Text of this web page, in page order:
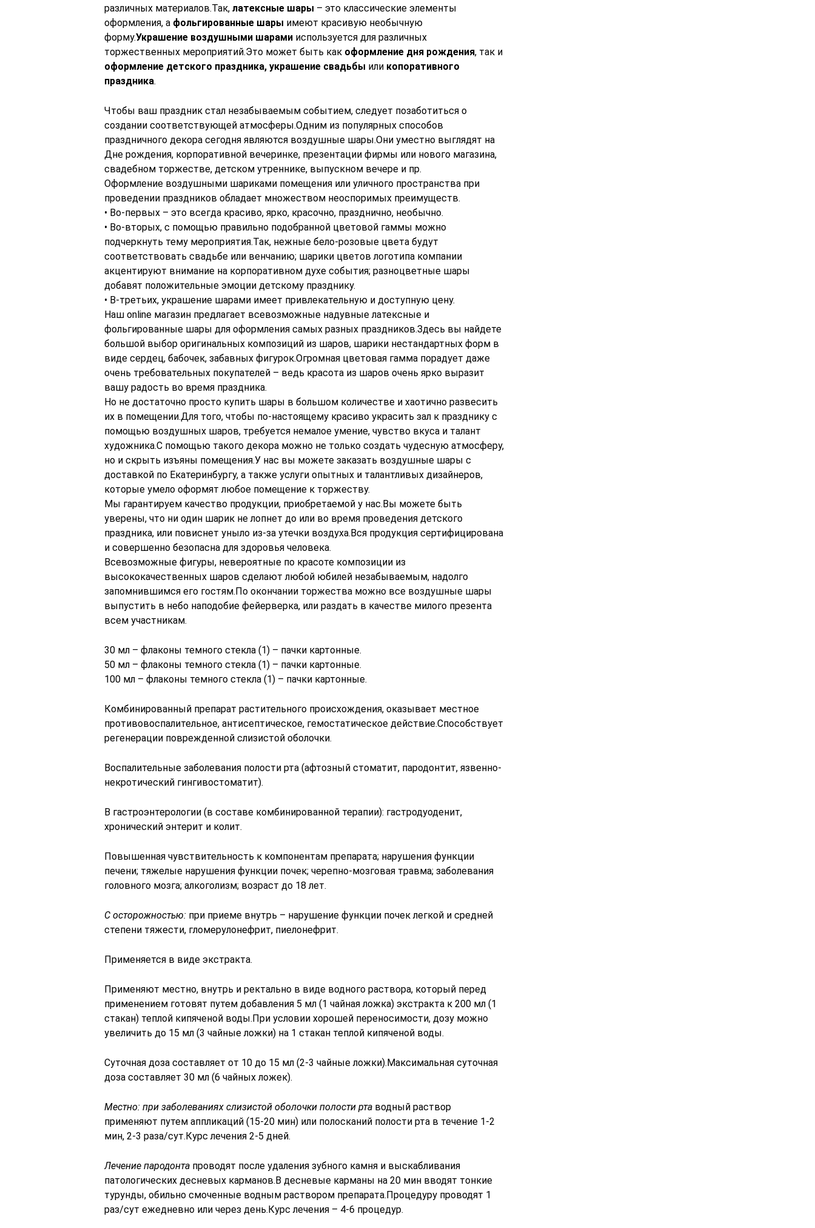
различных материалов.Так, латексные шары – это классические элементы
оформления, а фольгированные шары имеют красивую необычную
форму.Украшение воздушными шарами используется для различных
торжественных мероприятий.Это может быть как оформление дня рождения, так и
оформление детского праздника, украшение свадьбы или копоративного
праздника.
Чтобы ваш праздник стал незабываемым событием, следует позаботиться о
создании соответствующей атмосферы.Одним из популярных способов
праздничного декора сегодня являются воздушные шары.Они уместно выглядят на
Дне рождения, корпоративной вечеринке, презентации фирмы или нового магазина,
свадебном торжестве, детском утреннике, выпускном вечере и пр.
Оформление воздушными шариками помещения или уличного пространства при
проведении праздников обладает множеством неоспоримых преимуществ.
• Во-первых – это всегда красиво, ярко, красочно, празднично, необычно.
• Во-вторых, с помощью правильно подобранной цветовой гаммы можно
подчеркнуть тему мероприятия.Так, нежные бело-розовые цвета будут
соответствовать свадьбе или венчанию; шарики цветов логотипа компании
акцентируют внимание на корпоративном духе события; разноцветные шары
добавят положительные эмоции детскому празднику.
• В-третьих, украшение шарами имеет привлекательную и доступную цену.
Наш online магазин предлагает всевозможные надувные латексные и
фольгированные шары для оформления самых разных праздников.Здесь вы найдете
большой выбор оригинальных композиций из шаров, шарики нестандартных форм в
виде сердец, бабочек, забавных фигурок.Огромная цветовая гамма порадует даже
очень требовательных покупателей – ведь красота из шаров очень ярко выразит
вашу радость во время праздника.
Но не достаточно просто купить шары в большом количестве и хаотично развесить
их в помещении.Для того, чтобы по-настоящему красиво украсить зал к празднику с
помощью воздушных шаров, требуется немалое умение, чувство вкуса и талант
художника.С помощью такого декора можно не только создать чудесную атмосферу,
но и скрыть изъяны помещения.У нас вы можете заказать воздушные шары с
доставкой по Екатеринбургу, а также услуги опытных и талантливых дизайнеров,
которые умело оформят любое помещение к торжеству.
Мы гарантируем качество продукции, приобретаемой у нас.Вы можете быть
уверены, что ни один шарик не лопнет до или во время проведения детского
праздника, или повиснет уныло из-за утечки воздуха.Вся продукция сертифицирована
и совершенно безопасна для здоровья человека.
Всевозможные фигуры, невероятные по красоте композиции из
высококачественных шаров сделают любой юбилей незабываемым, надолго
запомнившимся его гостям.По окончании торжества можно все воздушные шары
выпустить в небо наподобие фейерверка, или раздать в качестве милого презента
всем участникам.
30 мл – флаконы темного стекла (1) – пачки картонные.
50 мл – флаконы темного стекла (1) – пачки картонные.
100 мл – флаконы темного стекла (1) – пачки картонные.
Комбинированный препарат растительного происхождения, оказывает местное
противовоспалительное, антисептическое, гемостатическое действие.Способствует
регенерации поврежденной слизистой оболочки.
Воспалительные заболевания полости рта (афтозный стоматит, пародонтит, язвенно-
некротический гингивостоматит).
В гастроэнтерологии (в составе комбинированной терапии): гастродуоденит,
хронический энтерит и колит.
Повышенная чувствительность к компонентам препарата; нарушения функции
печени; тяжелые нарушения функции почек; черепно-мозговая травма; заболевания
головного мозга; алкоголизм; возраст до 18 лет.
С осторожностью: при приеме внутрь – нарушение функции почек легкой и средней
степени тяжести, гломерулонефрит, пиелонефрит.
Применяется в виде экстракта.
Применяют местно, внутрь и ректально в виде водного раствора, который перед
применением готовят путем добавления 5 мл (1 чайная ложка) экстракта к 200 мл (1
стакан) теплой кипяченой воды.При условии хорошей переносимости, дозу можно
увеличить до 15 мл (3 чайные ложки) на 1 стакан теплой кипяченой воды.
Суточная доза составляет от 10 до 15 мл (2-3 чайные ложки).Максимальная суточная
доза составляет 30 мл (6 чайных ложек).
Местно: при заболеваниях слизистой оболочки полости рта водный раствор
применяют путем аппликаций (15-20 мин) или полосканий полости рта в течение 1-2
мин, 2-3 раза/сут.Курс лечения 2-5 дней.
Лечение пародонта проводят после удаления зубного камня и выскабливания
патологических десневых карманов.В десневые карманы на 20 мин вводят тонкие
турунды, обильно смоченные водным раствором препарата.Процедуру проводят 1
раз/сут ежедневно или через день.Курс лечения – 4-6 процедур.